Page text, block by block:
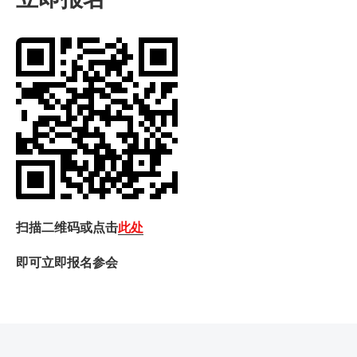
扫描二维码或点击此处
即可立即报名参会